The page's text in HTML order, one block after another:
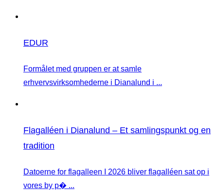
EDUR
Formålet med gruppen er at samle
erhvervsvirksomhederne i Dianalund i ...
Flagalléen i Dianalund – Et samlingspunkt og en
tradition
Datoerne for flagalleen I 2026 bliver flagalléen sat op i
vores by p� ...